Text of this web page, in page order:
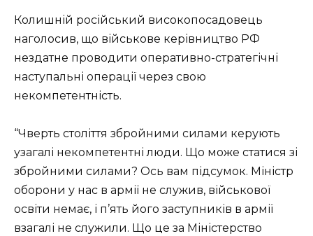
Колишній російський високопосадовець
наголосив, що військове керівництво РФ
нездатне проводити оперативно-стратегічні
наступальні операції через свою
некомпетентність.
“Чверть століття збройними силами керують
узагалі некомпетентні люди. Що може статися зі
збройними силами? Ось вам підсумок. Міністр
оборони у нас в армії не служив, військової
освіти немає, і п’ять його заступників в армії
взагалі не служили. Що це за Міністерство